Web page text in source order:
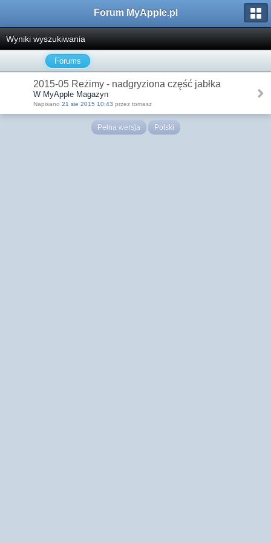
Forum MyApple.pl
Wyniki wyszukiwania
Forums
2015-05 Reżimy - nadgryziona część jabłka
W MyApple Magazyn
Napisano 21 sie 2015 10:43 przez tomasz
Pełna wersja Polski